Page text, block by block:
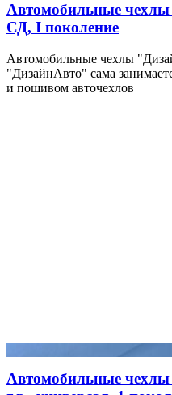
Автомобильные чехлы
СД, I поколение
Автомобильные чехлы
"ДизайнАвто" сама
и пошивом авточехлов
Автомобильные чехлы